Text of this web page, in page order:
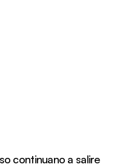
continuano a salire